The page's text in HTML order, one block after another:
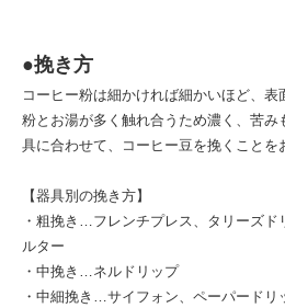
●挽き方
コーヒー粉は細かければ細かいほど、
粉とお湯が多く触れ合うため濃く、苦み
具に合わせて、コーヒー豆を挽くことを
【器具別の挽き方】
・粗挽き…フレンチプレス、タリーズド
ルター
・中挽き…ネルドリップ
・中細挽き…サイフォン、ペーパードリ